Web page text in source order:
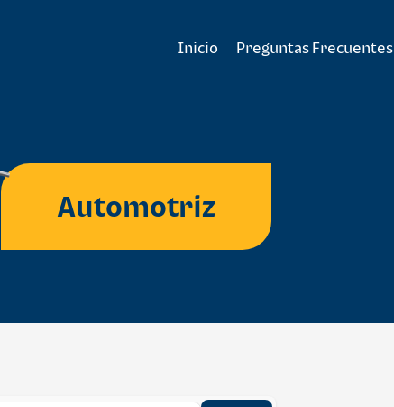
Inicio Preguntas Frecuentes
Automotriz